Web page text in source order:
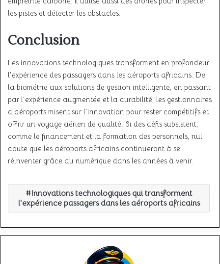
les pistes et détecter les obstacles.
Conclusion
Les innovations technologiques transforment en profondeur
l’expérience des passagers dans les aéroports africains. De
la biométrie aux solutions de gestion intelligente, en passant
par l’expérience augmentée et la durabilité, les gestionnaires
d’aéroports misent sur l’innovation pour rester compétitifs et
offrir un voyage aérien de qualité. Si des défis subsistent,
comme le financement et la formation des personnels, nul
doute que les aéroports africains continueront à se
réinventer grâce au numérique dans les années à venir.
Innovations technologiques qui transforment
l'expérience passagers dans les aéroports africains